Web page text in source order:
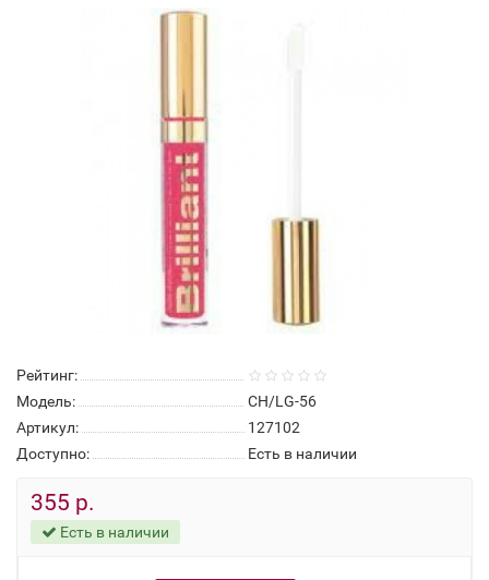
Рейтинг:
Модель:
CH/LG-56
Артикул:
127102
Доступно:
Есть в наличии
355 р.
Есть в наличии